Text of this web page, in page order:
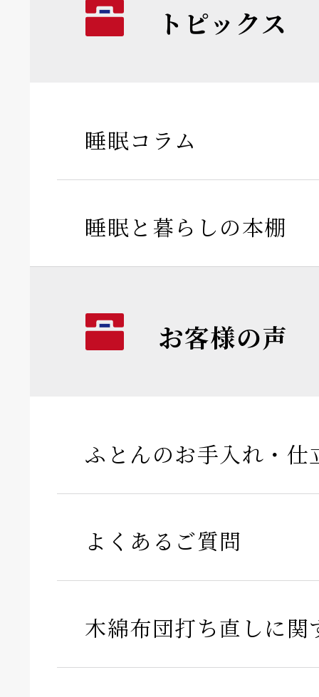
トピックス
睡眠コラム
睡眠と暮らしの本棚
お客様の声
ふとんのお手入れ・仕
よくあるご質問
木綿布団打ち直しに関